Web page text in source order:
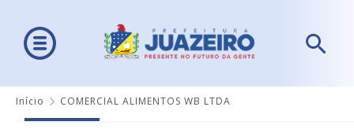
Início COMERCIAL ALIMENTOS WB LTDA